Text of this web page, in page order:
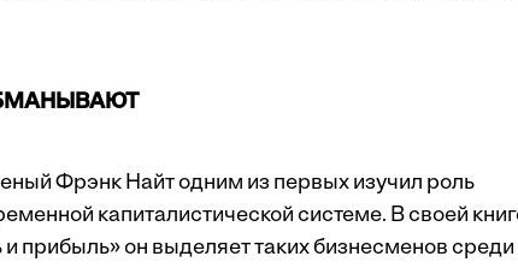
Фрэнк Найт одним из первых изучил роль
капиталистической системе. В своей
прибыль» он выделяет таких бизнесменов среди